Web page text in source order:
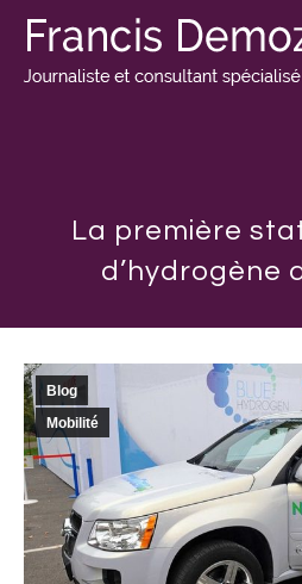
La première
d’hydrogène
Blog
Mobilité